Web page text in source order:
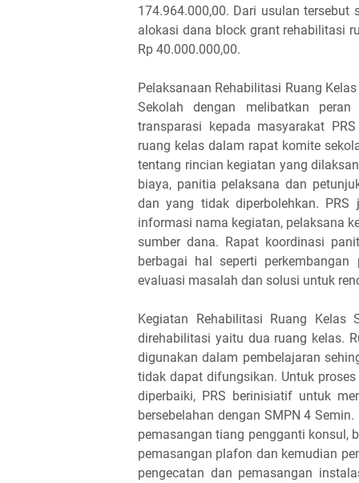
174.964.000,00. Dari usulan tersebut
alokasi dana block grant rehabilitasi
Rp 40.000.000,00.
Pelaksanaan Rehabilitasi Ruang
Sekolah dengan melibatkan
transparasi kepada masyarakat
ruang kelas dalam rapat komite
tentang rincian kegiatan yang
biaya, panitia pelaksana dan
dan yang tidak diperbolehkan.
informasi nama kegiatan, pelaksana
sumber dana. Rapat koordinasi
berbagai hal seperti perkembangan
evaluasi masalah dan solusi untuk
Kegiatan Rehabilitasi Ruang
direhabilitasi yaitu dua ruang kelas.
digunakan dalam pembelajaran
tidak dapat difungsikan. Untuk
diperbaiki, PRS berinisiatif untuk
bersebelahan dengan SMPN 4
pemasangan tiang pengganti konsul,
pemasangan plafon dan kemudian
pengecatan dan pemasangan